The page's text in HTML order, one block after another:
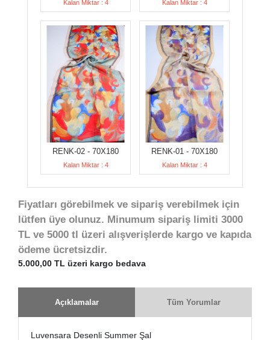
Kalan Miktar : 4 Kalan Miktar : 4
RENK-02 - 70X180
Kalan Miktar : 4
RENK-01 - 70X180
Kalan Miktar : 4
Fiyatları görebilmek ve sipariş verebilmek için
lütfen üye olunuz. Minumum sipariş limiti 3000
TL ve 5000 tl üzeri alışverişlerde kargo ve kapıda
ödeme ücretsizdir.
5.000,00 TL üzeri kargo bedava
Açıklamalar Tüm Yorumlar
Luvensara Desenli Summer Şal